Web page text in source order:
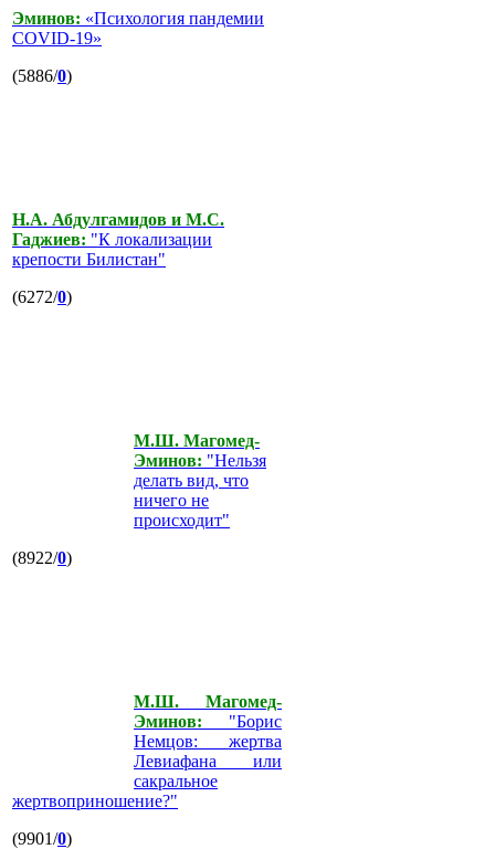
Эминов: «Психология пандемии
COVID-19»
(5886/0)
Н.А. Абдулгамидов и М.С.
Гаджиев: "К локализации
крепости Билистан"
(6272/0)
М.Ш. Магомед-
Эминов: "Нельзя
делать вид, что
ничего не
происходит"
(8922/0)
М.Ш. Магомед-
Эминов: "Борис
Немцов: жертва
Левиафана или
сакральное
жертвоприношение?"
(9901/0)